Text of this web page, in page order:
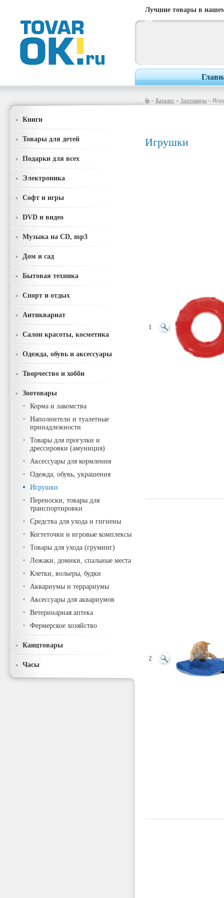
Лучшие товары в
» Каталог » Зоотовары »
Книги
Товары для детей
Подарки для всех
Электроника
Софт и игры
DVD и видео
Музыка на CD, mp3
Дом и сад
Бытовая техника
Спорт и отдых
Антиквариат
Салон красоты, косметика
Одежда, обувь и аксессуары
Творчество и хобби
Зоотовары
Корма и лакомства
Наполнители и туалетные
принадлежности
Товары для прогулки и
дрессировки (амуниция)
Аксессуары для кормления
Одежда, обувь, украшения
Игрушки
Переноски, товары для
транспортировки
Средства для ухода и гигиены
Когтеточки и игровые комплексы
Товары для ухода (груминг)
Лежаки, домики, спальные места
Клетки, вольеры, будки
Аквариумы и террариумы
Аксессуары для аквариумов
Ветеринарная аптека
Фермерское хозяйство
Канцтовары
Часы
Игрушки
1
2